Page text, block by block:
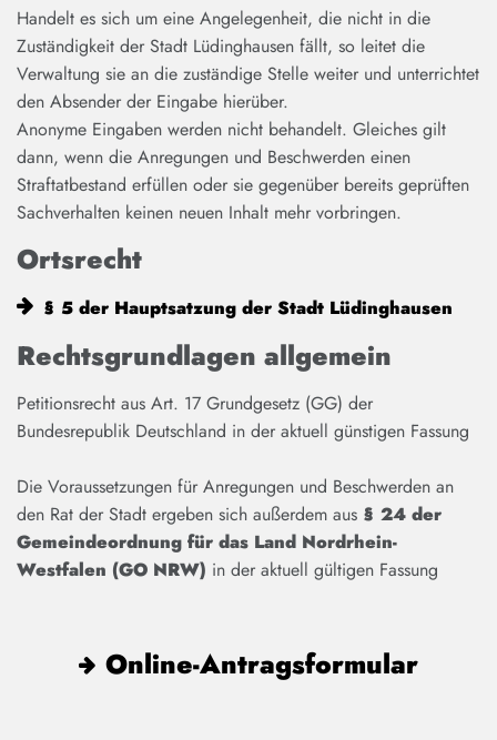
Handelt es sich um eine Angelegenheit, die nicht in die
Zuständigkeit der Stadt Lüdinghausen fällt, so leitet die
Verwaltung sie an die zuständige Stelle weiter und unterrichtet
den Absender der Eingabe hierüber.
Anonyme Eingaben werden nicht behandelt. Gleiches gilt
dann, wenn die Anregungen und Beschwerden einen
Straftatbestand erfüllen oder sie gegenüber bereits geprüften
Sachverhalten keinen neuen Inhalt mehr vorbringen.
Ortsrecht
§ 5 der Hauptsatzung der Stadt Lüdinghausen
Rechtsgrundlagen allgemein
Petitionsrecht aus Art. 17 Grundgesetz (GG) der
Bundesrepublik Deutschland in der aktuell günstigen Fassung
Die Voraussetzungen für Anregungen und Beschwerden an
den Rat der Stadt ergeben sich außerdem aus § 24 der
Gemeindeordnung für das Land Nordrhein-
Westfalen (GO NRW) in der aktuell gültigen Fassung
Online-Antragsformular